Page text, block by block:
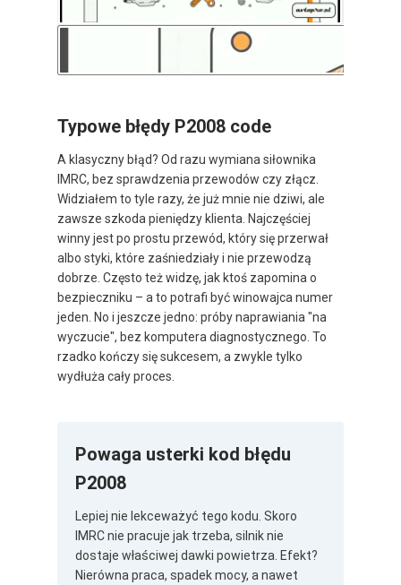
Typowe błędy P2008 code
A klasyczny błąd? Od razu wymiana siłownika
IMRC, bez sprawdzenia przewodów czy złącz.
Widziałem to tyle razy, że już mnie nie dziwi, ale
zawsze szkoda pieniędzy klienta. Najczęściej
winny jest po prostu przewód, który się przerwał
albo styki, które zaśniedziały i nie przewodzą
dobrze. Często też widzę, jak ktoś zapomina o
bezpieczniku – a to potrafi być winowajca numer
jeden. No i jeszcze jedno: próby naprawiania "na
wyczucie", bez komputera diagnostycznego. To
rzadko kończy się sukcesem, a zwykle tylko
wydłuża cały proces.
Powaga usterki kod błędu
P2008
Lepiej nie lekceważyć tego kodu. Skoro
IMRC nie pracuje jak trzeba, silnik nie
dostaje właściwej dawki powietrza. Efekt?
Nierówna praca, spadek mocy, a nawet